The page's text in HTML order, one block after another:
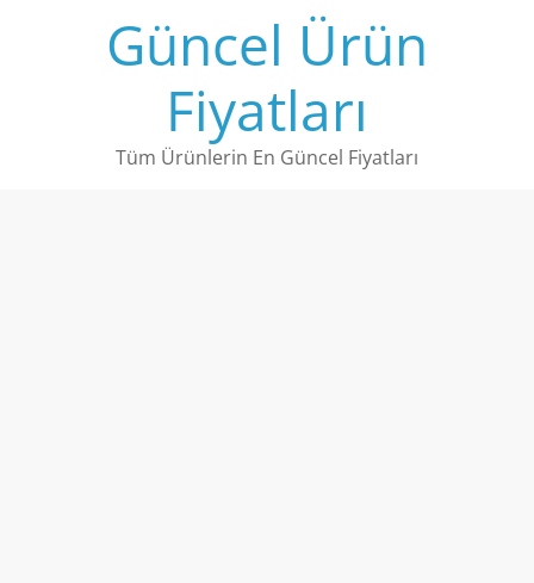
Güncel Ürün
Fiyatları
Tüm Ürünlerin En Güncel Fiyatları